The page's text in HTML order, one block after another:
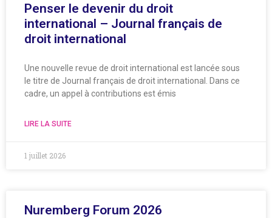
Penser le devenir du droit
international – Journal français de
droit international
Une nouvelle revue de droit international est lancée sous
le titre de Journal français de droit international. Dans ce
cadre, un appel à contributions est émis
LIRE LA SUITE
1 juillet 2026
Nuremberg Forum 2026